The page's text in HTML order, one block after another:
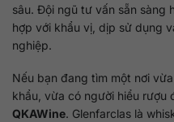
sâu. Đội ngũ tư vấn sẵn sàng
hợp với khẩu vị, dịp sử dụng
nghiệp.
Nếu bạn đang tìm một nơi
khẩu, vừa có người hiểu rượu
QKAWine. Glenfarclas là